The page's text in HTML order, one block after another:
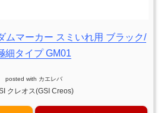
ムマーカー スミいれ用 ブラック/
細タイプ GM01
posted with カエレバ
クレオス(GSI Creos)